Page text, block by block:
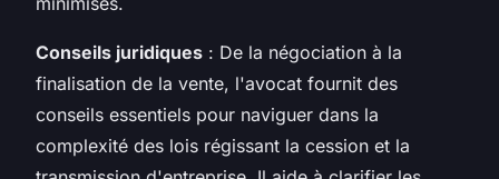
Conseils juridiques : De la négociation à la
finalisation de la vente, l'avocat fournit des
conseils essentiels pour naviguer dans la
complexité des lois régissant la cession et la